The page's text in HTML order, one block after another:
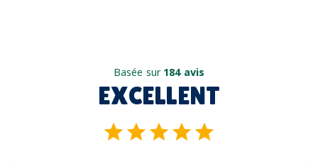
Basée sur 184 avis
EXCELLENT